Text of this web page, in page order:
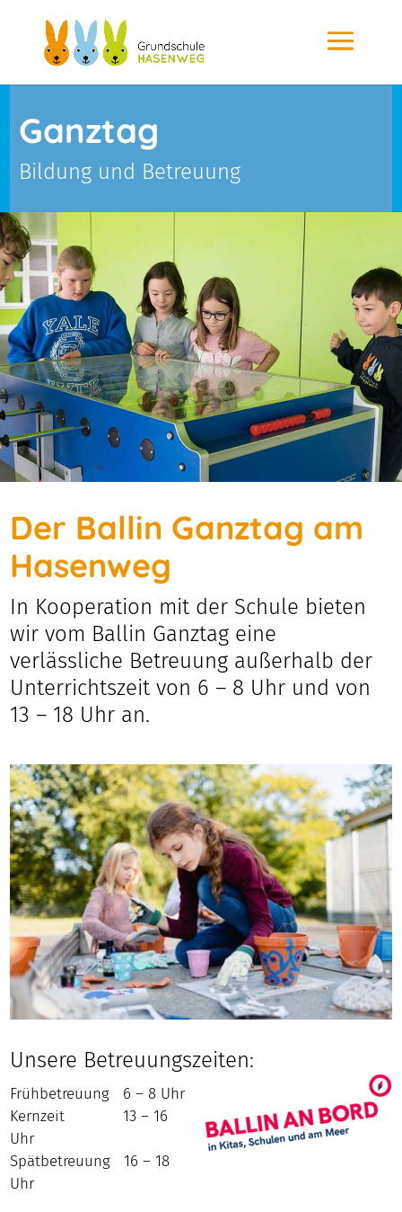
Ganztag
Bildung und Betreuung
Der Ballin Ganztag am
Hasenweg
In Kooperation mit der Schule bieten
wir vom Ballin Ganztag eine
verlässliche Betreuung außerhalb der
Unterrichtszeit von 6 – 8 Uhr und von
13 – 18 Uhr an.
Unsere Betreuungszeiten:
Frühbetreuung 6 – 8 Uhr
Kernzeit 13 – 16
Uhr
Spätbetreuung 16 – 18
Uhr